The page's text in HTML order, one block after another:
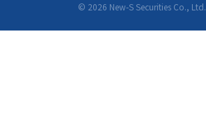
© 2026 New-S Securities Co.,